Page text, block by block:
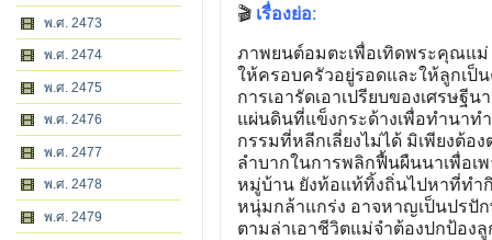
พ.ศ. 2473
พ.ศ. 2474
พ.ศ. 2475
พ.ศ. 2476
พ.ศ. 2477
พ.ศ. 2478
พ.ศ. 2479
🎬 เรื่องย่อ:
ภาพยนต์อมตะเพื่อเทิดพระคุณแ
ให้ครอบครัวอยู่รอดและให้ลูกเป็
การเอารัดเอาเปรียบของเศรษ
แผ่นดินที่แข็งกระด้างเพื่อทำนาท
กรรมที่หลีกเลี่ยงไม่ได้ มิเพียงต้อ
ลำบากในการพลิกฟื้นผืนนาเพื่อเ
หมู่บ้าน ยังท้อแท้ทิ้งถิ่นไปหาที่ทำ
หนุ่มกล้าแกร่ง อาจหาญเป็นปรปั
ตามล่าเอาชีวิตแม่จำต้องปกป้อง